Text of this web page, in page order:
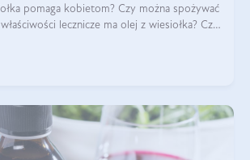
pomaga kobietom? Czy można spożywać
lecznicze ma olej z wiesiołka? Czy